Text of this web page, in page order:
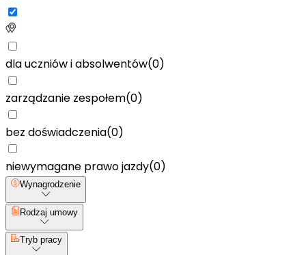
dla uczniów i absolwentów(0)
zarządzanie zespołem(0)
bez doświadczenia(0)
niewymagane prawo jazdy(0)
Wynagrodzenie
Rodzaj umowy
Tryb pracy